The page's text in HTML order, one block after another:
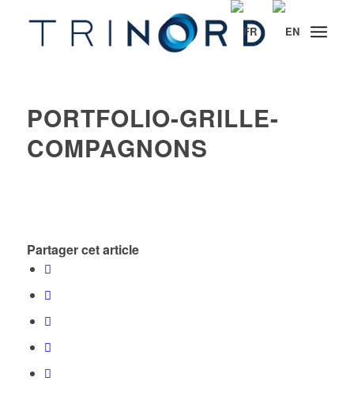
PORTFOLIO-GRILLE-
COMPAGNONS
Partager cet article